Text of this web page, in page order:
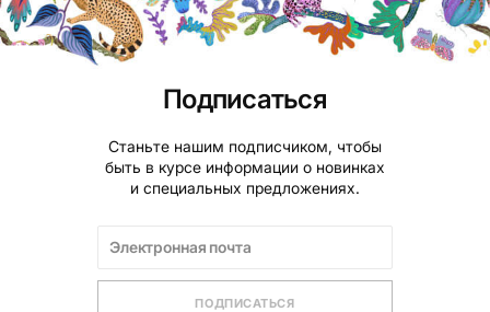
Подписаться
Станьте нашим подписчиком, чтобы
быть в курсе информации о новинках
и специальных предложениях.
ПОДПИСАТЬСЯ